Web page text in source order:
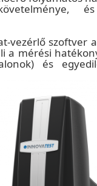
vezérlő szoftver
a mérési
és